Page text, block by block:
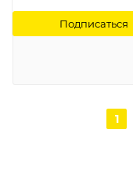
Подписаться
1